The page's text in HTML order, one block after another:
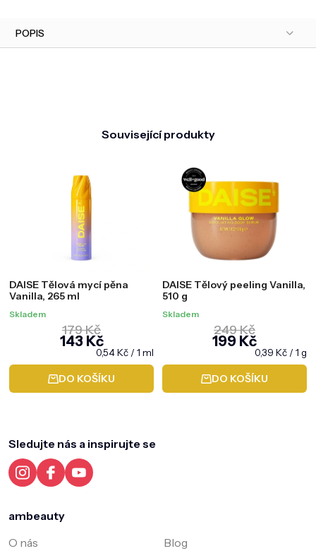
POPIS
Související produkty
DAISE Tělová mycí pěna
Vanilla, 265 ml
Skladem
143 Kč
179 Kč
Měrná
cena:
0,54 Kč / 1 ml
DO KOŠÍKU
DAISE Tělový peeling Vanilla,
510 g
Skladem
199 Kč
249 Kč
Měrná
cena:
0,39 Kč / 1 g
DO KOŠÍKU
Sledujte nás a inspirujte se
ambeauty
O nás
Blog